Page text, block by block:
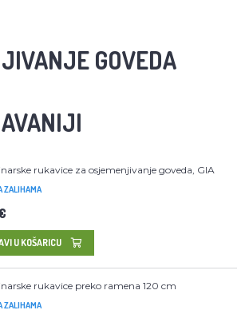
GOVEDA
rukavice za osjemenjivanje goveda, GIA
ZALIHAMA
U KOŠARICU
rukavice preko ramena 120 cm
ZALIHAMA